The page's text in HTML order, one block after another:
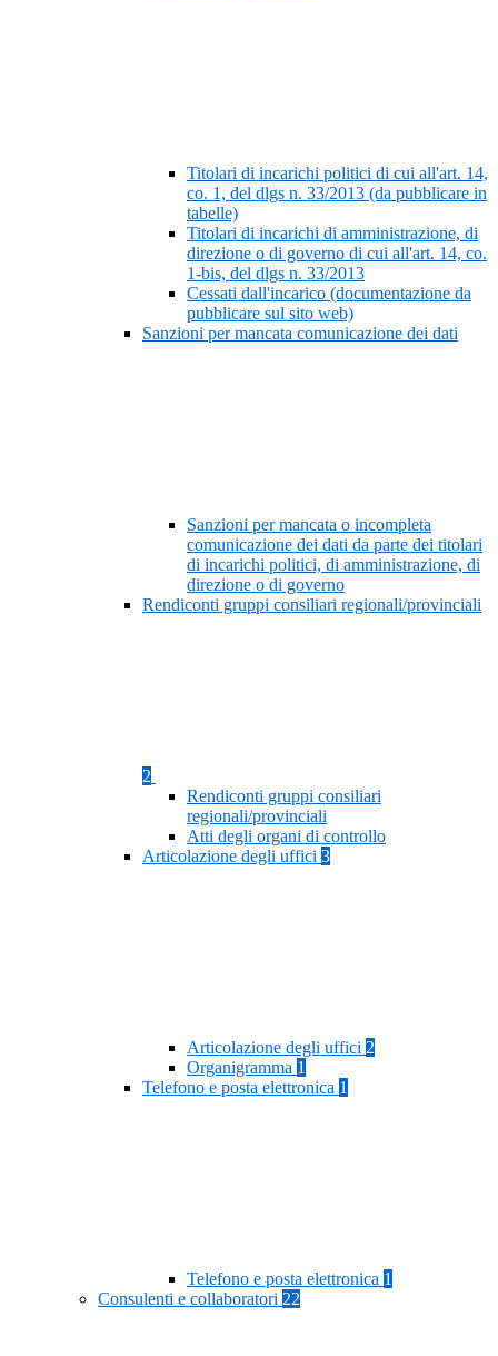
Titolari di incarichi politici di cui all'art. 14,
co. 1, del dlgs n. 33/2013 (da pubblicare in
tabelle)
Titolari di incarichi di amministrazione, di
direzione o di governo di cui all'art. 14, co.
1-bis, del dlgs n. 33/2013
Cessati dall'incarico (documentazione da
pubblicare sul sito web)
Sanzioni per mancata comunicazione dei dati
Sanzioni per mancata o incompleta
comunicazione dei dati da parte dei titolari
di incarichi politici, di amministrazione, di
direzione o di governo
Rendiconti gruppi consiliari regionali/provinciali
2
Rendiconti gruppi consiliari
regionali/provinciali
Atti degli organi di controllo
Articolazione degli uffici 3
Articolazione degli uffici 2
Organigramma 1
Telefono e posta elettronica 1
Telefono e posta elettronica 1
Consulenti e collaboratori 22